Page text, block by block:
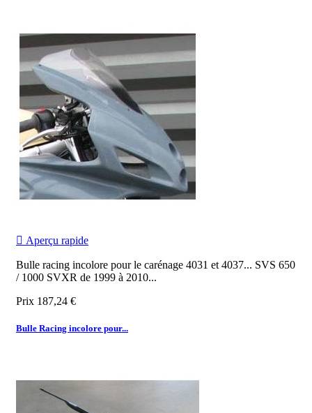
 Aperçu rapide
Bulle racing incolore pour le carénage 4031 et 4037... SVS 650
/ 1000 SVXR de 1999 à 2010...
Prix 187,24 €
Bulle Racing incolore pour...